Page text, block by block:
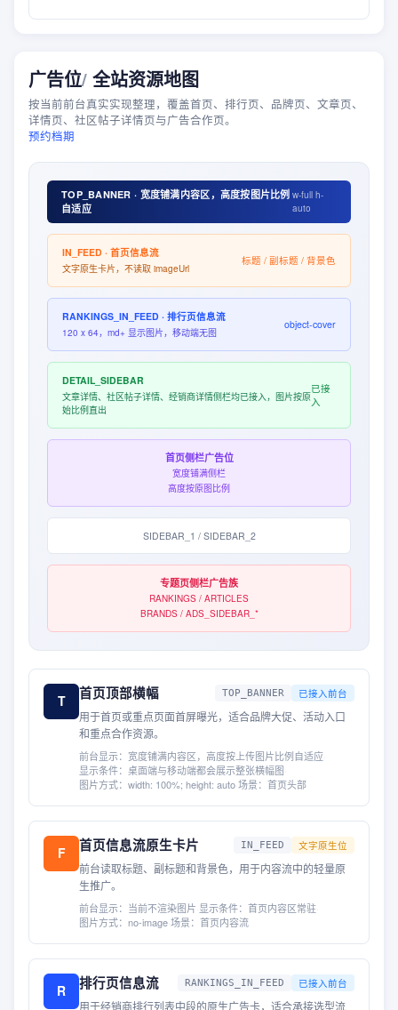
广告位/ 全站资源地图
按当前前台真实实现整理，覆盖首页、排行页、品牌页、文章页、
详情页、社区帖子详情页与广告合作页。
预约档期
TOP_BANNER · 宽度铺满内容区，高度按图片比例
自适应
w-full h-
auto
IN_FEED · 首页信息流
文字原生卡片，不读取 imageUrl
标题 / 副标题 / 背景色
RANKINGS_IN_FEED · 排行页信息流
120 x 64，md+ 显示图片，移动端无图
object-cover
DETAIL_SIDEBAR
文章详情、社区帖子详情、经销商详情侧栏均已接入，图片按原
始比例直出
已接
入
首页侧栏广告位
宽度铺满侧栏
高度按原图比例
SIDEBAR_1 / SIDEBAR_2
专题页侧栏广告族
RANKINGS / ARTICLES
BRANDS / ADS_SIDEBAR_*
T 首页顶部横幅 TOP_BANNER 已接入前台
用于首页或重点页面首屏曝光，适合品牌大促、活动入口
和重点合作资源。
前台显示： 宽度铺满内容区，高度按上传图片比例自适应·
显示条件： 桌面端与移动端都会展示整张横幅图·
图片方式： width: 100%; height: auto·场景： 首页头部
F 首页信息流原生卡片 IN_FEED 文字原生位
前台读取标题、副标题和背景色，用于内容流中的轻量原
生推广。
前台显示： 当前不渲染图片·显示条件： 首页内容区常驻·
图片方式： no-image·场景： 首页内容流
R 排行页信息流 RANKINGS_IN_FEED 已接入前台
用于经销商排行列表中段的原生广告卡，适合承接选型流